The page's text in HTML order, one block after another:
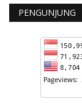
PENGUNJUNG